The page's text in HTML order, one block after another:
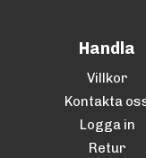
Handla
Villkor
Kontakta
Logga in
Retur